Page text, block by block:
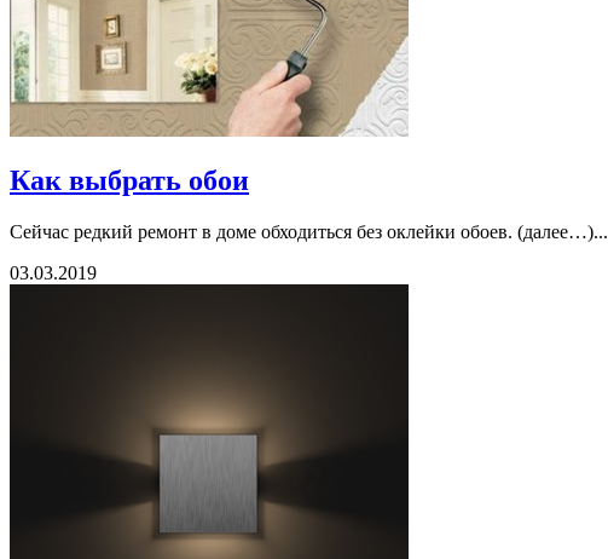
Как выбрать обои
Сейчас редкий ремонт в доме обходиться без оклейки обоев. (далее…)...
03.03.2019